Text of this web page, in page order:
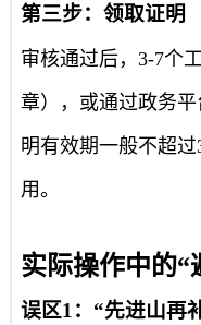
第三步：领取证明
审核通过后，3-7个
章），或通过政务
明有效期一般不超
用。
实际操作中的“
误区1：“先进山再